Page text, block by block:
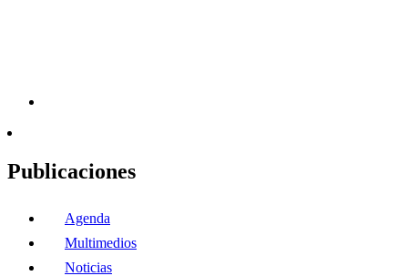
Publicaciones
Agenda
Multimedios
Noticias